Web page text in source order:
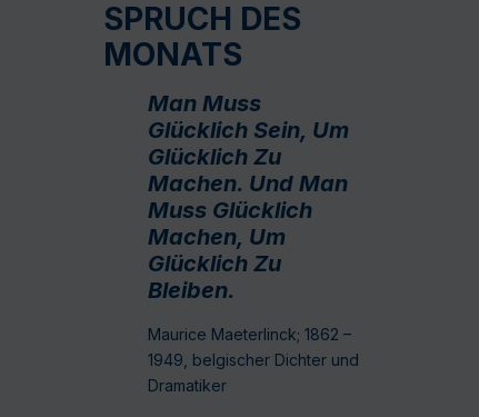
SPRUCH DES
MONATS
Man Muss
Glücklich Sein, Um
Glücklich Zu
Machen. Und Man
Muss Glücklich
Machen, Um
Glücklich Zu
Bleiben.
Maurice Maeterlinck; 1862 –
1949, belgischer Dichter und
Dramatiker